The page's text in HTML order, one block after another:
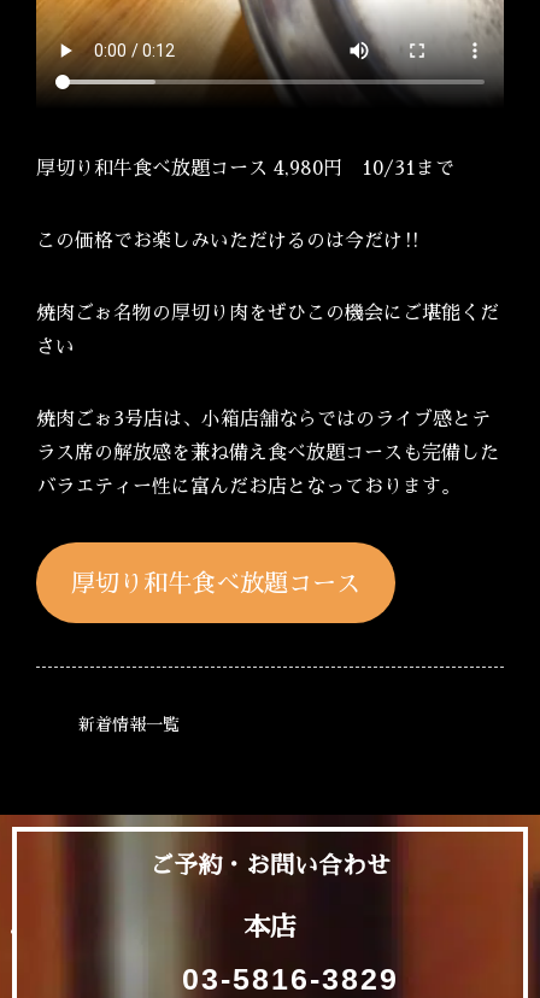
厚切り和牛食べ放題コース 4,980円 10/31まで
この価格でお楽しみいただけるのは今だけ‼
焼肉ごぉ名物の厚切り肉をぜひこの機会にご堪能くだ
さい
焼肉ごぉ3号店は、小箱店舗ならではのライブ感とテ
ラス席の解放感を兼ね備え食べ放題コースも完備した
バラエティー性に富んだお店となっております。
厚切り和牛食べ放題コース
新着情報一覧
ご予約・お問い合わせ
本店
03-5816-3829